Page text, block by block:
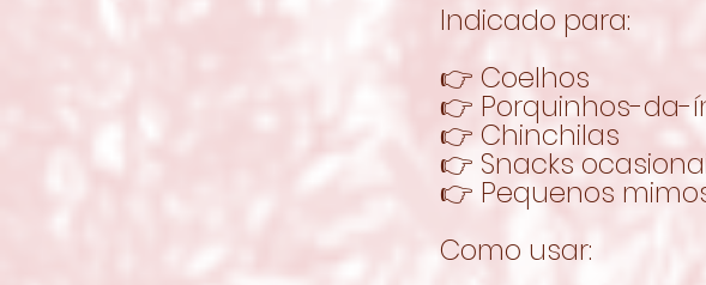
Indicado para:
👉 Coelhos
👉 Porquinhos-da-
👉 Chinchilas
👉 Snacks
👉 Pequenos
Como usar: